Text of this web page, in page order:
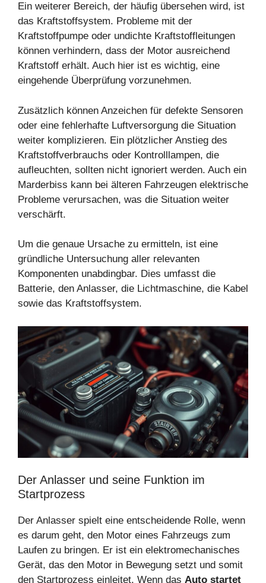
Ein weiterer Bereich, der häufig übersehen wird, ist
das Kraftstoffsystem. Probleme mit der
Kraftstoffpumpe oder undichte Kraftstoffleitungen
können verhindern, dass der Motor ausreichend
Kraftstoff erhält. Auch hier ist es wichtig, eine
eingehende Überprüfung vorzunehmen.
Zusätzlich können Anzeichen für defekte Sensoren
oder eine fehlerhafte Luftversorgung die Situation
weiter komplizieren. Ein plötzlicher Anstieg des
Kraftstoffverbrauchs oder Kontrolllampen, die
aufleuchten, sollten nicht ignoriert werden. Auch ein
Marderbiss kann bei älteren Fahrzeugen elektrische
Probleme verursachen, was die Situation weiter
verschärft.
Um die genaue Ursache zu ermitteln, ist eine
gründliche Untersuchung aller relevanten
Komponenten unabdingbar. Dies umfasst die
Batterie, den Anlasser, die Lichtmaschine, die Kabel
sowie das Kraftstoffsystem.
Der Anlasser und seine Funktion im
Startprozess
Der Anlasser spielt eine entscheidende Rolle, wenn
es darum geht, den Motor eines Fahrzeugs zum
Laufen zu bringen. Er ist ein elektromechanisches
Gerät, das den Motor in Bewegung setzt und somit
den Startprozess einleitet. Wenn das Auto startet